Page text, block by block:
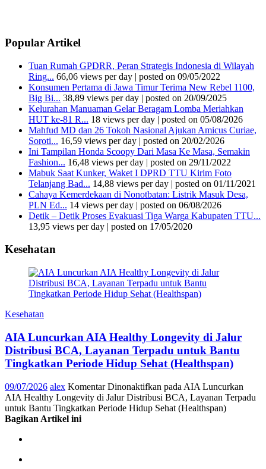
Popular Artikel
Tuan Rumah GPDRR, Peran Strategis Indonesia di Wilayah
Ring... 66,06 views per day | posted on 09/05/2022
Konsumen Pertama di Jawa Timur Terima New Rebel 1100,
Big Bi... 38,89 views per day | posted on 20/09/2025
Kelurahan Manuaman Gelar Beragam Lomba Meriahkan
HUT ke-81 R... 18 views per day | posted on 05/08/2026
Mahfud MD dan 26 Tokoh Nasional Ajukan Amicus Curiae,
Soroti... 16,59 views per day | posted on 20/02/2026
Ini Tampilan Honda Scoopy Dari Masa Ke Masa, Semakin
Fashion... 16,48 views per day | posted on 29/11/2022
Mabuk Saat Kunker, Waket I DPRD TTU Kirim Foto
Telanjang Bad... 14,88 views per day | posted on 01/11/2021
Cahaya Kemerdekaan di Nonotbatan: Listrik Masuk Desa,
PLN Ed... 14 views per day | posted on 06/08/2026
Detik – Detik Proses Evakuasi Tiga Warga Kabupaten TTU...
13,95 views per day | posted on 17/05/2020
Kesehatan
Kesehatan
AIA Luncurkan AIA Healthy Longevity di Jalur
Distribusi BCA, Layanan Terpadu untuk Bantu
Tingkatkan Periode Hidup Sehat (Healthspan)
09/07/2026 alex Komentar Dinonaktifkan pada AIA Luncurkan
AIA Healthy Longevity di Jalur Distribusi BCA, Layanan Terpadu
untuk Bantu Tingkatkan Periode Hidup Sehat (Healthspan)
Bagikan Artikel ini